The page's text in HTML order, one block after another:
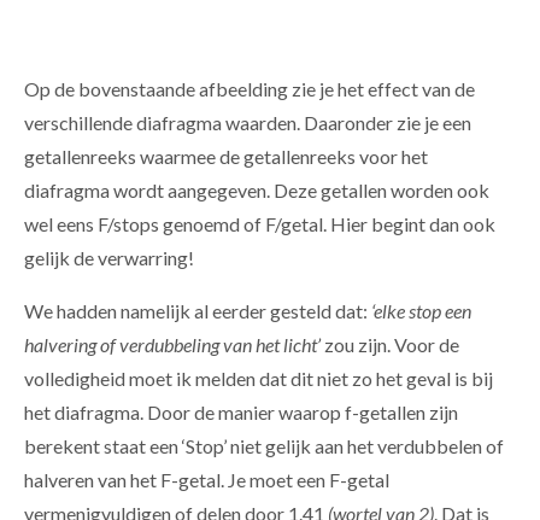
Op de bovenstaande afbeelding zie je het effect van de
verschillende diafragma waarden. Daaronder zie je een
getallenreeks waarmee de getallenreeks voor het
diafragma wordt aangegeven. Deze getallen worden ook
wel eens F/stops genoemd of F/getal. Hier begint dan ook
gelijk de verwarring!
We hadden namelijk al eerder gesteld dat: ‘elke stop een
halvering of verdubbeling van het licht’zou zijn. Voor de
volledigheid moet ik melden dat dit niet zo het geval is bij
het diafragma. Door de manier waarop f-getallen zijn
berekent staat een ‘Stop’ niet gelijk aan het verdubbelen of
halveren van het F-getal. Je moet een F-getal
vermenigvuldigen of delen door 1.41 (wortel van 2) . Dat is